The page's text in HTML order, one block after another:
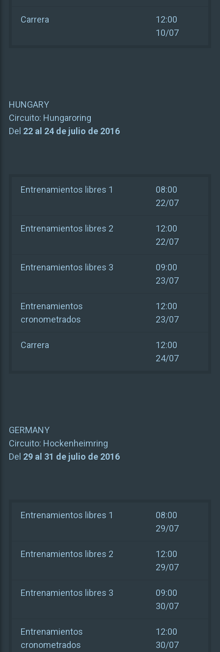
Carrera
12:00
10/07
HUNGARY
Circuito: Hungaroring
Del 22 al 24 de julio de 2016
Entrenamientos libres 1
08:00
22/07
Entrenamientos libres 2
12:00
22/07
Entrenamientos libres 3
09:00
23/07
Entrenamientos
cronometrados
12:00
23/07
Carrera
12:00
24/07
GERMANY
Circuito: Hockenheimring
Del 29 al 31 de julio de 2016
Entrenamientos libres 1
08:00
29/07
Entrenamientos libres 2
12:00
29/07
Entrenamientos libres 3
09:00
30/07
Entrenamientos
cronometrados
12:00
30/07